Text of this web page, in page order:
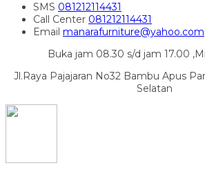
SMS 081212114431
Call Center 081212114431
Email manarafurniture@yahoo.com
Buka jam 08.30 s/d jam 17.00
Jl.Raya Pajajaran No32 Bambu Apus
Selatan